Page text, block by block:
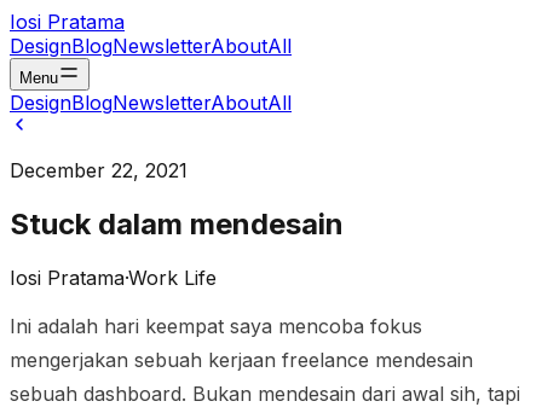
Iosi Pratama
DesignBlogNewsletterAboutAll
Menu
DesignBlogNewsletterAboutAll
December 22, 2021
Stuck dalam mendesain
Iosi Pratama·Work Life
Ini adalah hari keempat saya mencoba fokus
mengerjakan sebuah kerjaan freelance mendesain
sebuah dashboard. Bukan mendesain dari awal sih, tapi